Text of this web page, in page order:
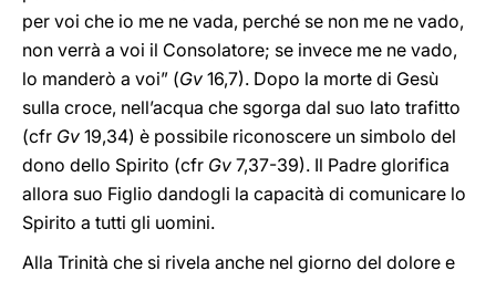
per voi che io me ne vada, perché se non me ne vado,
non verrà a voi il Consolatore; se invece me ne vado,
lo manderò a voi” (Gv 16,7). Dopo la morte di Gesù
sulla croce, nell’acqua che sgorga dal suo lato trafitto
(cfr Gv 19,34) è possibile riconoscere un simbolo del
dono dello Spirito (cfr Gv 7,37-39). Il Padre glorifica
allora suo Figlio dandogli la capacità di comunicare lo
Spirito a tutti gli uomini.
Alla Trinità che si rivela anche nel giorno del dolore e